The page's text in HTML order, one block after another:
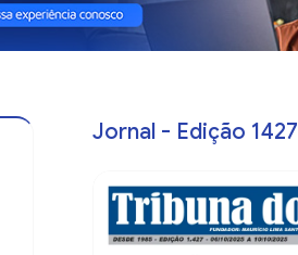
Jornal - Edição 1427